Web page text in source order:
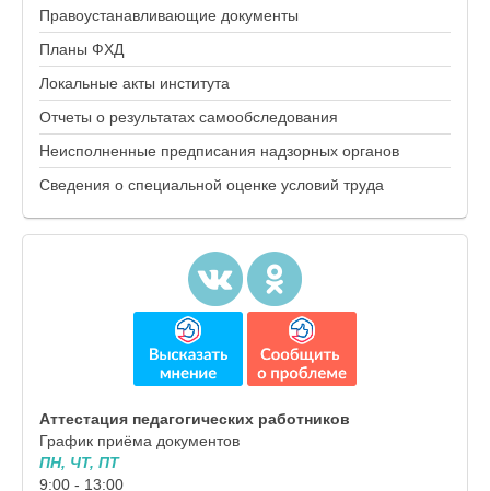
Правоустанавливающие документы
Планы ФХД
Локальные акты института
Отчеты о результатах самообследования
Неисполненные предписания надзорных органов
Сведения о специальной оценке условий труда
Аттестация педагогических работников
График приёма документов
ПН, ЧТ, ПТ
9:00 - 13:00